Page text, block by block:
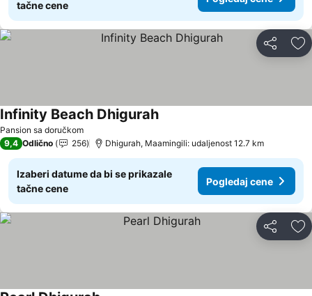
tačne cene
Deli
Pansion sa doručkom
Infinity Beach Dhigurah
9,4 Odlično 256 Dhigurah, Maamingili: udaljenost 12.7 km
Izaberi datume da bi se prikazale
tačne cene
Pogledaj cene
Deli